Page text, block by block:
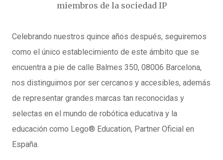
miembros de la sociedad IP
Celebrando nuestros quince años después, seguiremos
como el único establecimiento de este ámbito que se
encuentra a pie de calle Balmes 350, 08006 Barcelona,
nos distinguimos por ser cercanos y accesibles, además
de representar grandes marcas tan reconocidas y
selectas en el mundo de robótica educativa y la
educación como Lego® Education, Partner Oficial en
España.